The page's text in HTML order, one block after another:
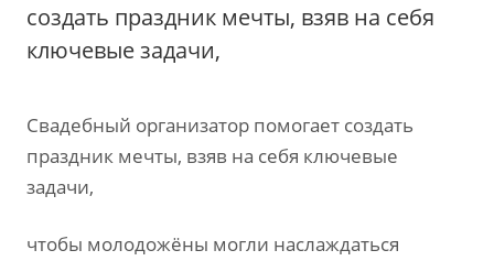
создать праздник мечты‚ взяв на себя
ключевые задачи‚
Свадебный организатор помогает создать
праздник мечты‚ взяв на себя ключевые
задачи‚
чтобы молодожёны могли наслаждаться